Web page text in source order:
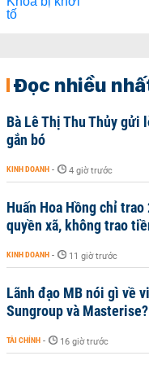
Đọc nhiều
Bà Lê Thị Thu Thủy gửi
gắn bó
KINH DOANH - 4 giờ trước
Huấn Hoa Hồng chỉ
quyền xã, không trao
KINH DOANH - 11 giờ trước
Lãnh đạo MB nói gì về
Sungroup và Masterise?
TÀI CHÍNH - 16 giờ trước